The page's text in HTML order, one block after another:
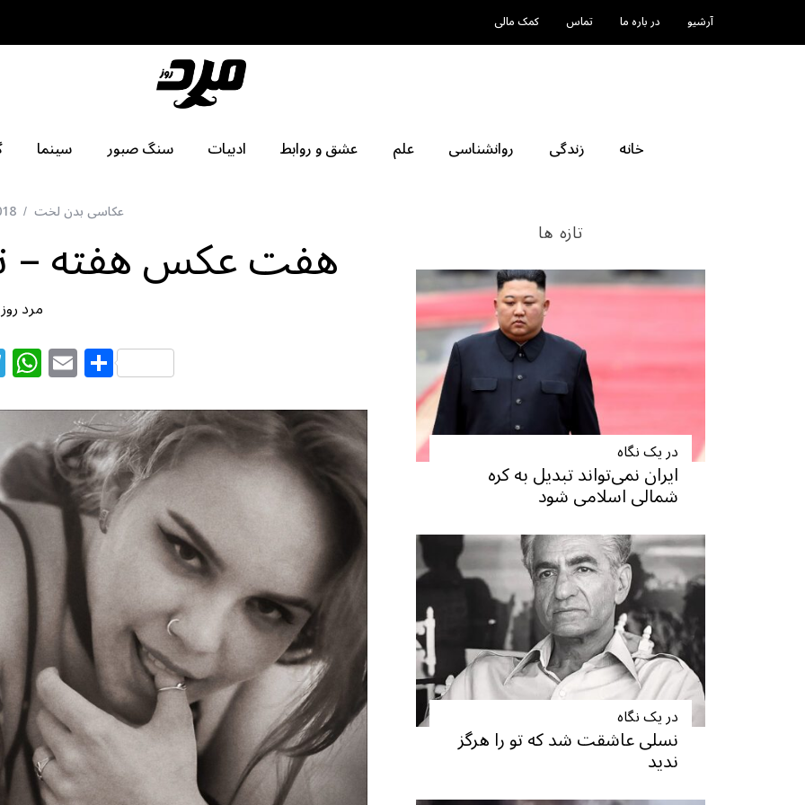
آرشیو در باره ما تماس کمک مالی
خانه زندگی روانشناسی علم عشق و روابط ادبیات سنگ صبور سینما
عکاسی بدن لخت
هفت عکس هفته –
مرد روز
T
el
e
g
ra
m
W
h
at
s
A
pp
E
m
ai
l
S
h
ar
e
تازه ها
در یک نگاه
ایران نمی‌تواند تبدیل به کره
شمالی اسلامی شود
در یک نگاه
نسلی عاشقت شد که تو را هرگز
ندید